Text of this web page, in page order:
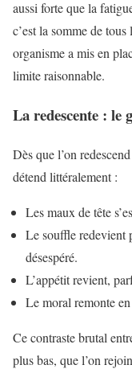
aussi forte que la
c’est la somme de
organisme a mis en
limite raisonnable.
La redescente : le
Dès que l’on
détend littéralement :
Les maux de tête
Le souffle redevient
désespéré.
L’appétit revient,
Le moral remonte
Ce contraste brutal
plus bas, que l’on